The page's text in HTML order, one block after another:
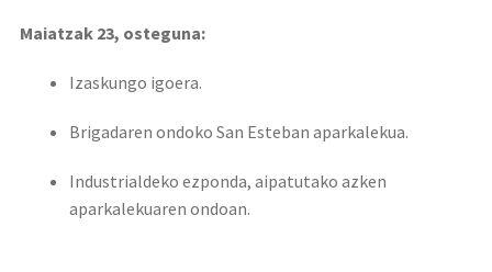
Maiatzak 23, osteguna:
Izaskungo igoera.
Brigadaren ondoko San Esteban aparkalekua.
Industrialdeko ezponda, aipatutako azken
aparkalekuaren ondoan.